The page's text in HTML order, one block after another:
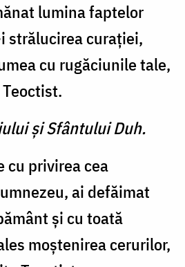
lumina faptelor
strălucirea curaţiei,
cu rugăciunile tale,
şi Sfântului Duh.
privirea cea
ai defăimat
şi cu toată
moştenirea cerurilor,